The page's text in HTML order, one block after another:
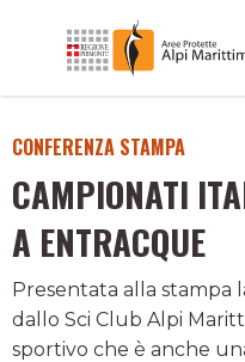
CONFERENZA STAMPA
CAMPIONATI
A ENTRACQUE
Presentata alla stampa
dallo Sci Club Alpi
sportivo che è anche